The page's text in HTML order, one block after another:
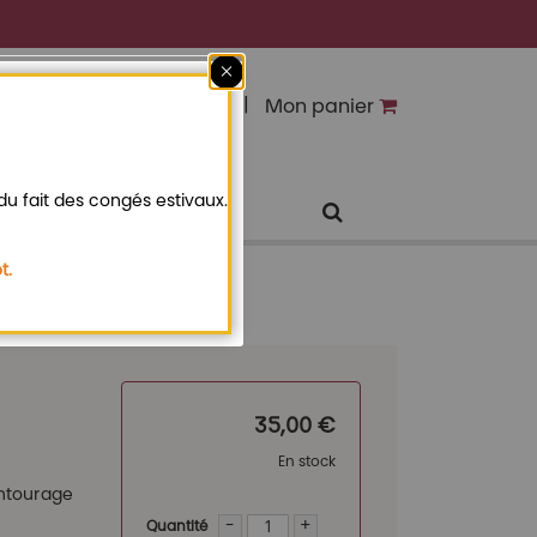
Mon panier
En stock
35,00 €
Quantité - +
Fermer
fait des congés estivaux.